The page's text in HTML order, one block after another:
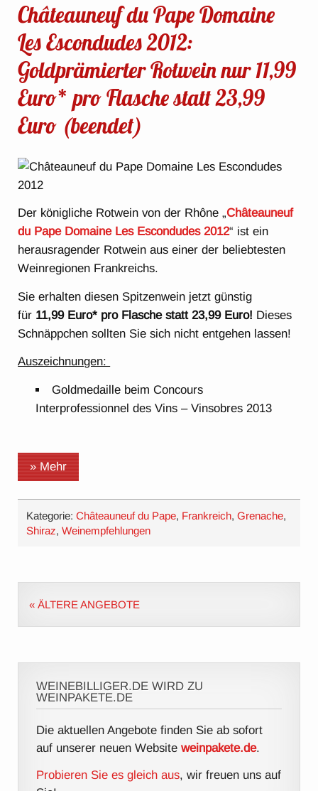
Châteauneuf du Pape Domaine
Les Escondudes 2012:
Goldprämierter Rotwein nur 11,99
Euro* pro Flasche statt 23,99
Euro (beendet)
Der königliche Rotwein von der Rhône „Châteauneuf
du Pape Domaine Les Escondudes 2012“ ist ein
herausragender Rotwein aus einer der beliebtesten
Weinregionen Frankreichs.
Sie erhalten diesen Spitzenwein jetzt günstig
für 11,99 Euro* pro Flasche statt 23,99 Euro! Dieses
Schnäppchen sollten Sie sich nicht entgehen lassen!
Auszeichnungen:
Goldmedaille beim Concours
Interprofessionnel des Vins – Vinsobres 2013
» Mehr
Kategorie:Châteauneuf du Pape, Frankreich,Grenache,
Shiraz,Weinempfehlungen
« ÄLTERE ANGEBOTE
WEINEBILLIGER.DE WIRD ZU
WEINPAKETE.DE
Die aktuellen Angebote finden Sie ab sofort
auf unserer neuen Websiteweinpakete.de.
Probieren Sie es gleich aus, wir freuen uns auf